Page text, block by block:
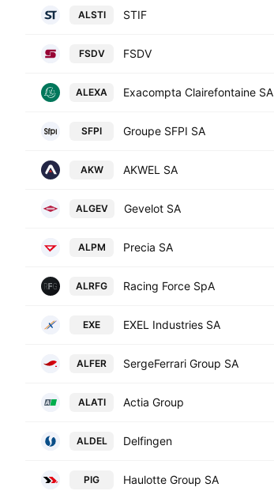
ALSTI STIF
FSDV FSDV
ALEXA Exacompta Clairefontaine SA
SFPI Groupe SFPI SA
AKW AKWEL SA
ALGEV Gevelot SA
ALPM Precia SA
ALRFG Racing Force SpA
EXE EXEL Industries SA
ALFER SergeFerrari Group SA
ALATI Actia Group
ALDEL Delfingen
PIG Haulotte Group SA